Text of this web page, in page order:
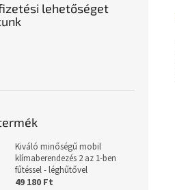
lehetőséget
Kiváló minőségű mobil
klímaberendezés 2 az 1-ben
fűtéssel - léghűtővel
49 180 Ft